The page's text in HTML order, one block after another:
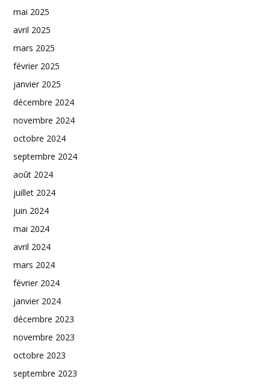
mai 2025
avril 2025
mars 2025
février 2025
janvier 2025
décembre 2024
novembre 2024
octobre 2024
septembre 2024
août 2024
juillet 2024
juin 2024
mai 2024
avril 2024
mars 2024
février 2024
janvier 2024
décembre 2023
novembre 2023
octobre 2023
septembre 2023